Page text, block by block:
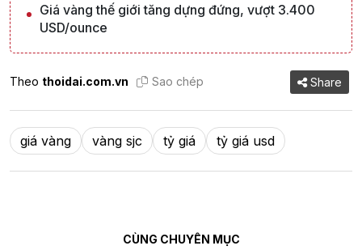
Giá vàng thế giới tăng dựng đứng, vượt 3.400
USD/ounce
Theo thoidai.com.vn Sao chép Share
giá vàng vàng sjc tỷ giá tỷ giá usd
CÙNG CHUYÊN MỤC